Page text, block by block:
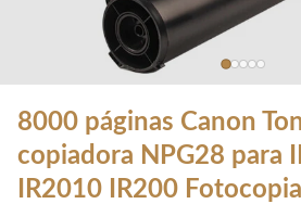
8000 páginas Canon
copiadora NPG28 para
IR2010 IR200